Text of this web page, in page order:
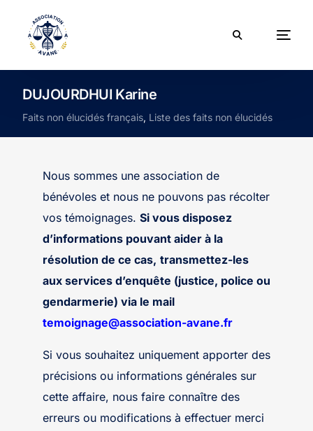
DUJOURDHUI Karine
Faits non élucidés français, Liste des faits non élucidés
Nous sommes une association de
bénévoles et nous ne pouvons pas récolter
vos témoignages. Si vous disposez
d’informations pouvant aider à la
résolution de ce cas, transmettez-les
aux services d’enquête (justice, police ou
gendarmerie) via le mail
temoignage@association-avane.fr
Si vous souhaitez uniquement apporter des
précisions ou informations générales sur
cette affaire, nous faire connaître des
erreurs ou modifications à effectuer merci